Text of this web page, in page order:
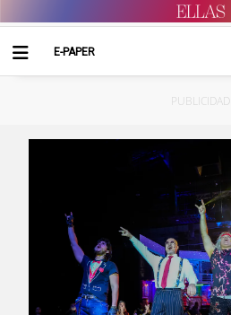
E-PAPER
PUBLICIDAD